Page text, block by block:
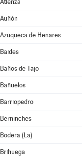
Atienza
Auñón
Azuqueca de Henares
Baides
Baños de Tajo
Bañuelos
Barriopedro
Berninches
Bodera (La)
Brihuega